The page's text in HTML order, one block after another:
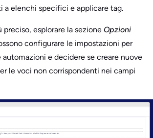
a elenchi specifici e applicare tag.
preciso, esplorare la sezione Opzioni
configurare le impostazioni per
e decidere se creare nuove
le voci non corrispondenti nei campi